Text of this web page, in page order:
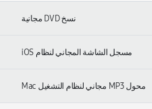
مسجل الشاشة المجاني لنظام iOS